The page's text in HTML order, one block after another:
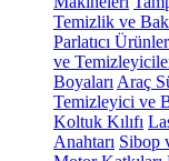
Temizlik ve
Parlatıcı
ve
Boyaları Araç
Temizleyici ve
Koltuk Kılıfı
Anahtarı Sibop